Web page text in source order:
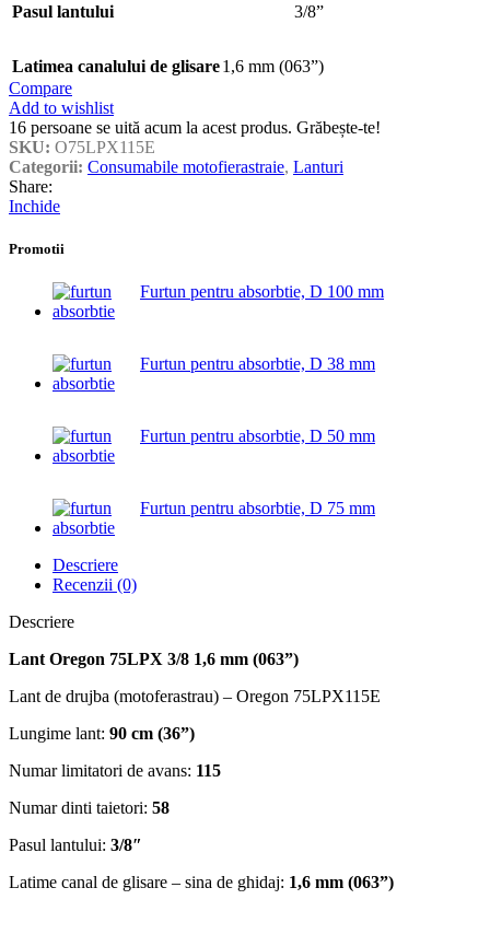
Pasul lantului 3/8”
Latimea canalului de glisare1,6 mm (063”)
Compare
Add to wishlist
16 persoane se uită acum la acest produs. Grăbește-te!
SKU: O75LPX115E
Categorii: Consumabile motofierastraie, Lanturi
Share:
Inchide
Promotii
Furtun pentru absorbtie, D 100 mm
Furtun pentru absorbtie, D 38 mm
Furtun pentru absorbtie, D 50 mm
Furtun pentru absorbtie, D 75 mm
Descriere
Recenzii (0)
Descriere
Lant Oregon 75LPX 3/8 1,6 mm (063”)
Lant de drujba (motoferastrau) – Oregon 75LPX115E
Lungime lant: 90 cm (36”)
Numar limitatori de avans: 115
Numar dinti taietori: 58
Pasul lantului: 3/8″
Latime canal de glisare – sina de ghidaj: 1,6 mm (063”)